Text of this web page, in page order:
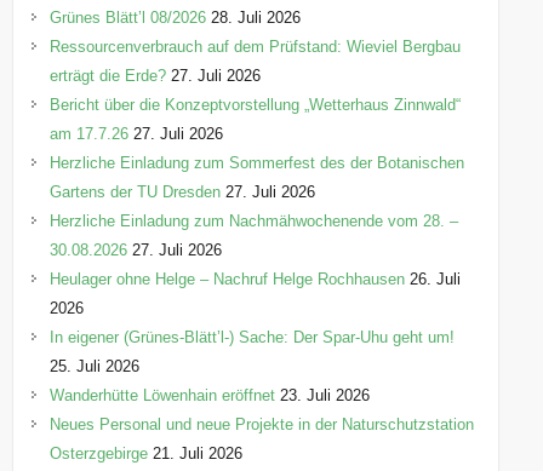
e
n
Grünes Blätt’l 08/2026 28. Juli 2026
Ressourcenverbrauch auf dem Prüfstand: Wieviel Bergbau
erträgt die Erde? 27. Juli 2026
Bericht über die Konzeptvorstellung „Wetterhaus Zinnwald“
am 17.7.26 27. Juli 2026
Herzliche Einladung zum Sommerfest des der Botanischen
Gartens der TU Dresden 27. Juli 2026
Herzliche Einladung zum Nachmähwochenende vom 28. –
30.08.2026 27. Juli 2026
Heulager ohne Helge – Nachruf Helge Rochhausen 26. Juli
2026
In eigener (Grünes-Blätt’l-) Sache: Der Spar-Uhu geht um!
25. Juli 2026
Wanderhütte Löwenhain eröffnet 23. Juli 2026
Neues Personal und neue Projekte in der Naturschutzstation
Osterzgebirge 21. Juli 2026